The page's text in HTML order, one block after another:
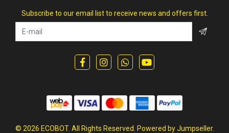
Subscribe to our email list to receive news and offers first.
© 2026 ECOBOT. All Rights Reserved. Powered by Jumpseller.